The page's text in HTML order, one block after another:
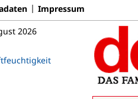
Impressum
2026